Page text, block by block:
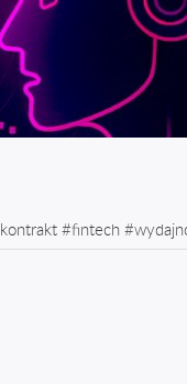
kontrakt #fintech #